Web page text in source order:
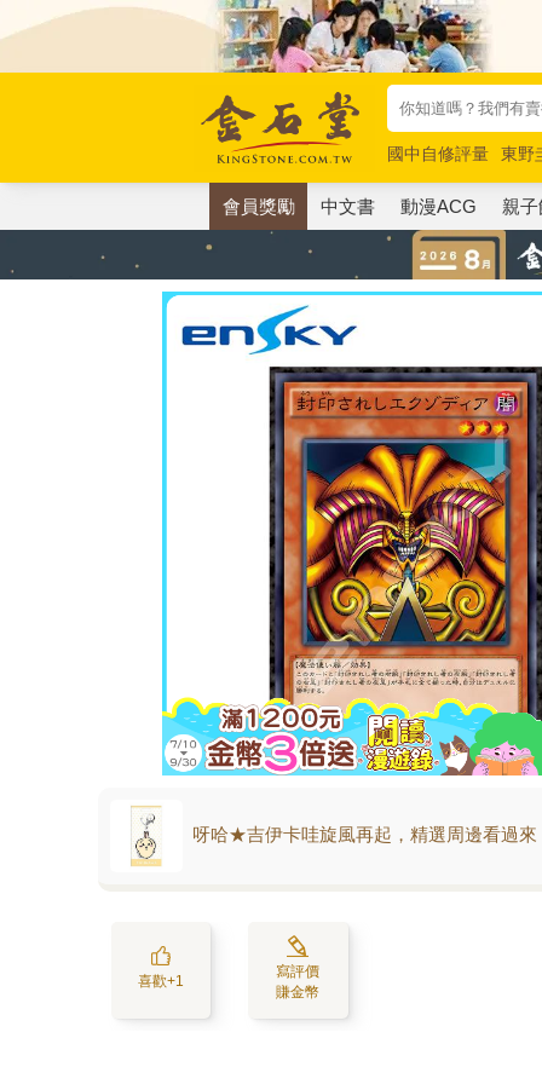
國中自修評量
東野
唯紅花綻放
奧德賽
會員獎勵 中文書 動漫ACG 親
呀哈★吉伊卡哇旋風再起，精選周邊看過來
喜歡+1
寫評價
賺金幣